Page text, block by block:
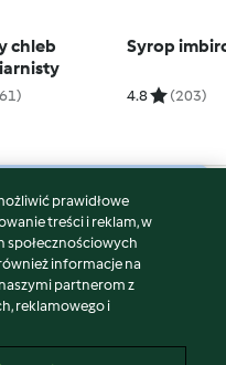
chleb
Syrop
4.8 (203)
prawidłowe
treści i reklam, w
społecznościowych
informacje na
partnerom z
reklamowego i